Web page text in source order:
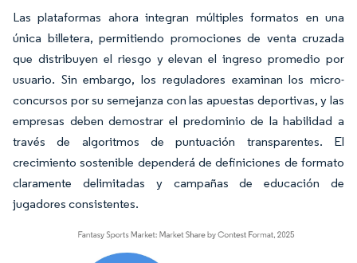
Las plataformas ahora integran múltiples formatos en una
única billetera, permitiendo promociones de venta cruzada
que distribuyen el riesgo y elevan el ingreso promedio por
usuario. Sin embargo, los reguladores examinan los micro-
concursos por su semejanza con las apuestas deportivas, y las
empresas deben demostrar el predominio de la habilidad a
través de algoritmos de puntuación transparentes. El
crecimiento sostenible dependerá de definiciones de formato
claramente delimitadas y campañas de educación de
jugadores consistentes.